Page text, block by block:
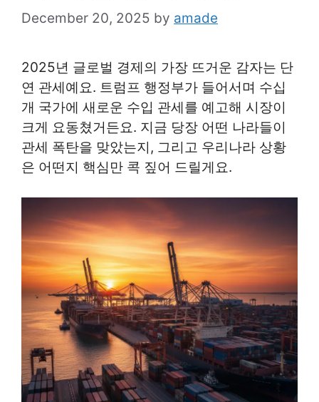
December 20, 2025 by amade
2025년 글로벌 경제의 가장 뜨거운 감자는 단
연 관세예요. 트럼프 행정부가 들어서며 수십
개 국가에 새로운 수입 관세를 예고해 시장이
크게 요동쳤거든요. 지금 당장 어떤 나라들이
관세 폭탄을 맞았는지, 그리고 우리나라 상황
은 어떤지 핵심만 콕 짚어 드릴게요.